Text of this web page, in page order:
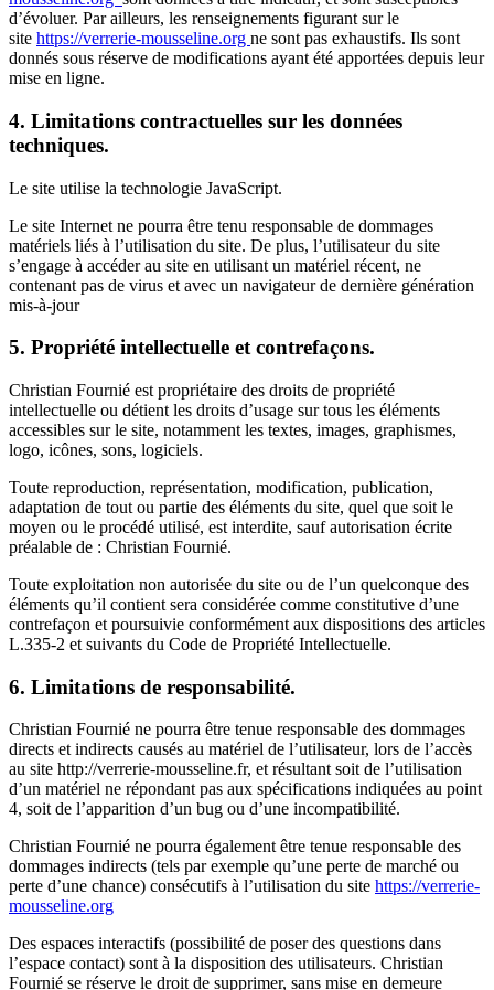
d’évoluer. Par ailleurs, les renseignements figurant sur le
site https://verrerie-mousseline.org ne sont pas exhaustifs. Ils sont
donnés sous réserve de modifications ayant été apportées depuis leur
mise en ligne.
4. Limitations contractuelles sur les données
techniques.
Le site utilise la technologie JavaScript.
Le site Internet ne pourra être tenu responsable de dommages
matériels liés à l’utilisation du site. De plus, l’utilisateur du site
s’engage à accéder au site en utilisant un matériel récent, ne
contenant pas de virus et avec un navigateur de dernière génération
mis-à-jour
5. Propriété intellectuelle et contrefaçons.
Christian Fournié est propriétaire des droits de propriété
intellectuelle ou détient les droits d’usage sur tous les éléments
accessibles sur le site, notamment les textes, images, graphismes,
logo, icônes, sons, logiciels.
Toute reproduction, représentation, modification, publication,
adaptation de tout ou partie des éléments du site, quel que soit le
moyen ou le procédé utilisé, est interdite, sauf autorisation écrite
préalable de : Christian Fournié.
Toute exploitation non autorisée du site ou de l’un quelconque des
éléments qu’il contient sera considérée comme constitutive d’une
contrefaçon et poursuivie conformément aux dispositions des articles
L.335-2 et suivants du Code de Propriété Intellectuelle.
6. Limitations de responsabilité.
Christian Fournié ne pourra être tenue responsable des dommages
directs et indirects causés au matériel de l’utilisateur, lors de l’accès
au site http://verrerie-mousseline.fr, et résultant soit de l’utilisation
d’un matériel ne répondant pas aux spécifications indiquées au point
4, soit de l’apparition d’un bug ou d’une incompatibilité.
Christian Fournié ne pourra également être tenue responsable des
dommages indirects (tels par exemple qu’une perte de marché ou
perte d’une chance) consécutifs à l’utilisation du site https://verrerie-
mousseline.org
Des espaces interactifs (possibilité de poser des questions dans
l’espace contact) sont à la disposition des utilisateurs. Christian
Fournié se réserve le droit de supprimer, sans mise en demeure